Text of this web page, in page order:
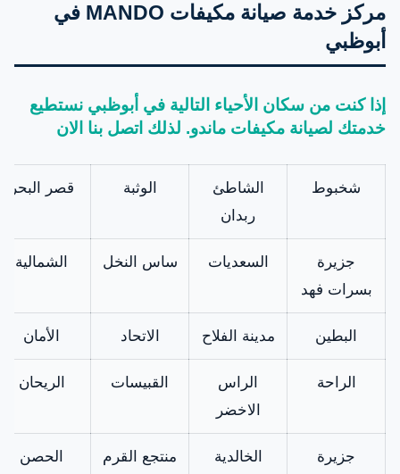
في المكيف (
البوردة)
البوردة الأصلية
بواسطة خبراء لضمان
الجودة والنتيجة الرائعة
الضاغط
بالإضافة إلى ذلك،
متوفر لدينا جميع أنواع
بمختلف قدراته. لذلك
ملف المكثف
كما يوجد ملفات
المكثف المقاومة للمياه
والصدأ لجميع
الموديلات. نتيجة لذلك
يتم تركيبه في التكييف
متاح
مركز خدمة صيانة مكيفات MANDO في
أبوظبي
إذا كنت من سكان الأحياء التالية في أبوظبي نستطيع
خدمتك لصيانة مكيفات ماندو. لذلك اتصل بنا الان
شخبوط
الشاطئ
ربدان
الوثبة قصر البحر
جزيرة
بسرات فهد
السعديات ساس النخل الشمالية
البطين مدينة الفلاح الاتحاد الأمان
الراحة
الراس
الاخضر
القبيسات الريحان
جزيرة
الخالدية منتجع القرم الحصن